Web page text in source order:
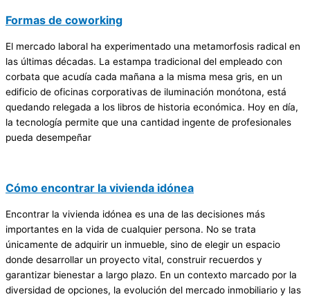
Formas de coworking
El mercado laboral ha experimentado una metamorfosis radical en
las últimas décadas. La estampa tradicional del empleado con
corbata que acudía cada mañana a la misma mesa gris, en un
edificio de oficinas corporativas de iluminación monótona, está
quedando relegada a los libros de historia económica. Hoy en día,
la tecnología permite que una cantidad ingente de profesionales
pueda desempeñar
Cómo encontrar la vivienda idónea
Encontrar la vivienda idónea es una de las decisiones más
importantes en la vida de cualquier persona. No se trata
únicamente de adquirir un inmueble, sino de elegir un espacio
donde desarrollar un proyecto vital, construir recuerdos y
garantizar bienestar a largo plazo. En un contexto marcado por la
diversidad de opciones, la evolución del mercado inmobiliario y las